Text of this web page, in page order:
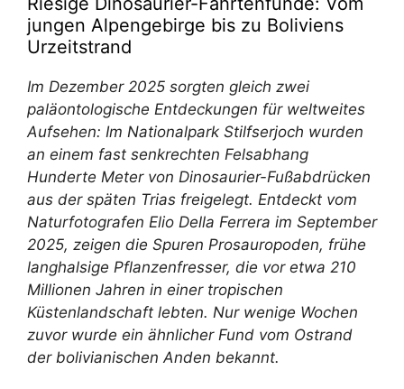
jungen Alpengebirge bis zu Boliviens
Urzeitstrand
Im Dezember 2025 sorgten gleich zwei
paläontologische Entdeckungen für weltweites
Aufsehen: Im Nationalpark Stilfserjoch wurden
an einem fast senkrechten Felsabhang
Hunderte Meter von Dinosaurier-Fußabdrücken
aus der späten Trias freigelegt. Entdeckt vom
Naturfotografen Elio Della Ferrera im September
2025, zeigen die Spuren Prosauropoden, frühe
langhalsige Pflanzenfresser, die vor etwa 210
Millionen Jahren in einer tropischen
Küstenlandschaft lebten. Nur wenige Wochen
zuvor wurde ein ähnlicher Fund vom Ostrand
der bolivianischen Anden bekannt.